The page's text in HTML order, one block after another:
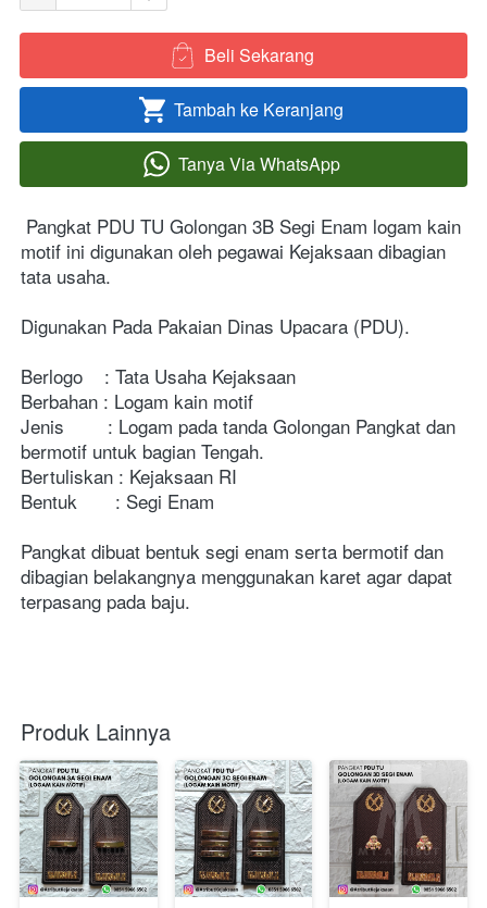
` Beli Sekarang
` Tambah ke Keranjang
` Tanya Via WhatsApp
Pangkat PDU TU Golongan 3B Segi Enam logam kain
motif ini digunakan oleh pegawai Kejaksaan dibagian
tata usaha.
Digunakan Pada Pakaian Dinas Upacara (PDU).
Berlogo    : Tata Usaha Kejaksaan
Berbahan : Logam kain motif
Jenis        : Logam pada tanda Golongan Pangkat dan
bermotif untuk bagian Tengah.
Bertuliskan : Kejaksaan RI
Bentuk       : Segi Enam
Pangkat dibuat bentuk segi enam serta bermotif dan
dibagian belakangnya menggunakan karet agar dapat
terpasang pada baju.
Produk Lainnya